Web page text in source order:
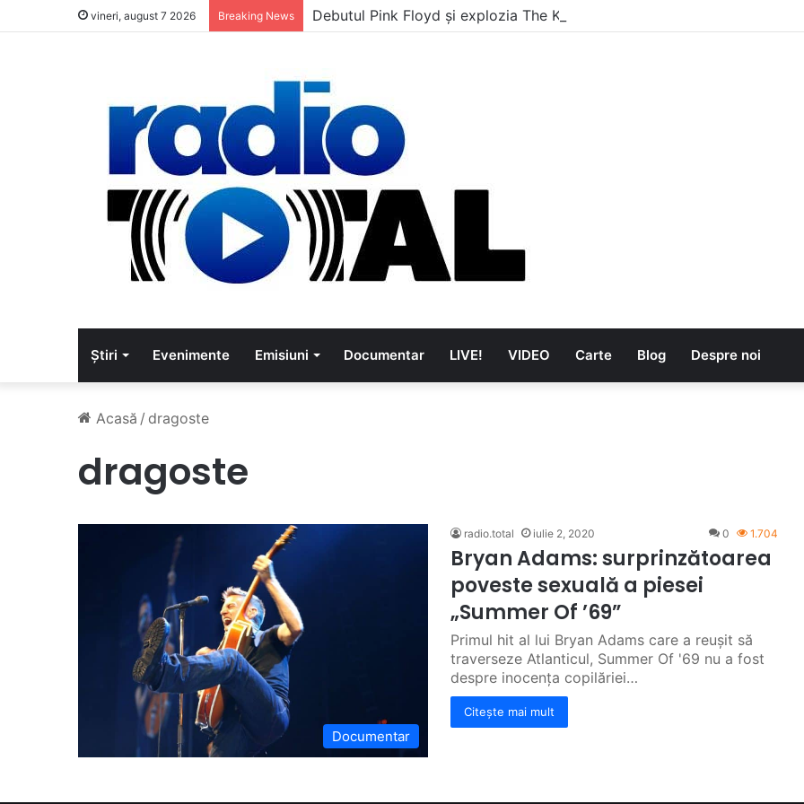
vineri, august 7 2026 Breaking News Debutul Pink Floyd și explozia The Kinks
Știri Evenimente Emisiuni Documentar LIVE! VIDEO Carte Blog Despre noi
Acasă / dragoste
dragoste
Documentar
radio.total iulie 2, 2020 0 1.704
Bryan Adams: surprinzătoarea
poveste sexuală a piesei
„Summer Of ’69”
Primul hit al lui Bryan Adams care a reușit să
traverseze Atlanticul, Summer Of '69 nu a fost
despre inocența copilăriei…
Citește mai mult